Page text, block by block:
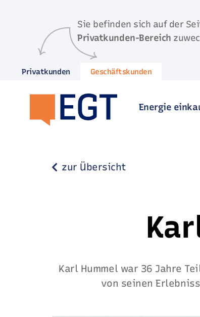
Sie befinden sich auf der
Privatkunden-Bereich
Privatkunden Geschäftskunden
Energie
zur Übersicht
Karl Hummel war 36 Jahre
von seinen